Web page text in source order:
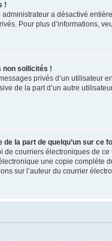
!
administrateur a désactivé
Pour plus d’informations,
non sollicités !
privés d’un utilisateur
de la part d’un autre
la part de quelqu’un sur ce
de courriers électroniques de
une copie complète
sur l’auteur du courrier